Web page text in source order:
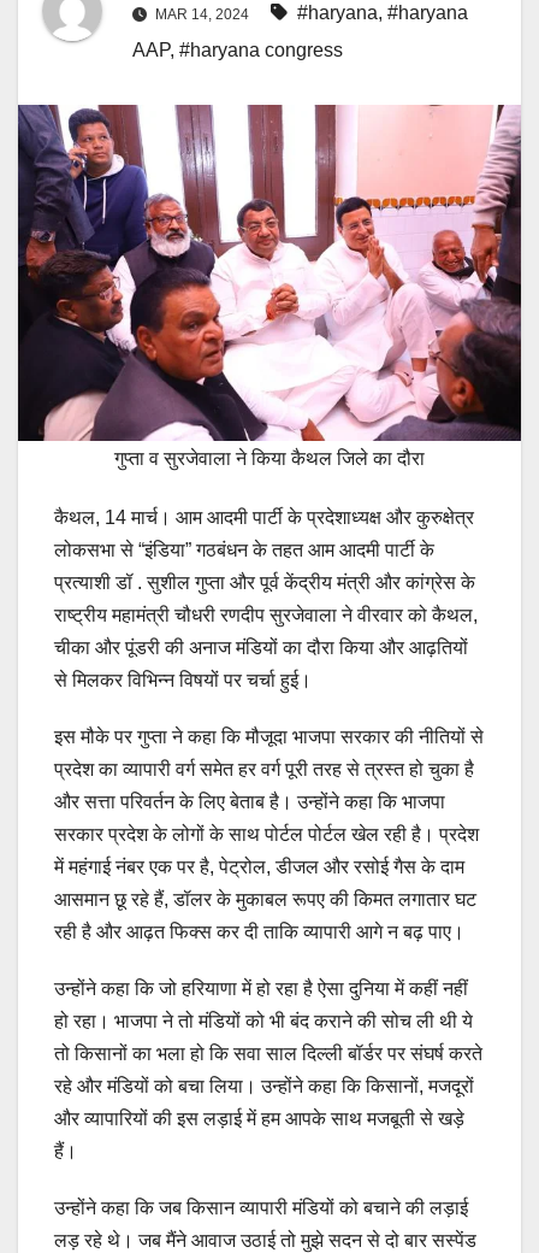
MAR 14, 2024 #haryana, #haryana
AAP, #haryana congress
गुप्ता व सुरजेवाला ने किया कैथल जिले का दौरा
कैथल, 14 मार्च। आम आदमी पार्टी के प्रदेशाध्यक्ष और कुरुक्षेत्र
लोकसभा से “इंडिया” गठबंधन के तहत आम आदमी पार्टी के
प्रत्याशी डॉ . सुशील गुप्ता और पूर्व केंद्रीय मंत्री और कांग्रेस के
राष्ट्रीय महामंत्री चौधरी रणदीप सुरजेवाला ने वीरवार को कैथल,
चीका और पूंडरी की अनाज मंडियों का दौरा किया और आढ़तियों
से मिलकर विभिन्न विषयों पर चर्चा हुई।
इस मौके पर गुप्ता ने कहा कि मौजूदा भाजपा सरकार की नीतियों से
प्रदेश का व्यापारी वर्ग समेत हर वर्ग पूरी तरह से त्रस्त हो चुका है
और सत्ता परिवर्तन के लिए बेताब है। उन्होंने कहा कि भाजपा
सरकार प्रदेश के लोगों के साथ पोर्टल पोर्टल खेल रही है। प्रदेश
में महंगाई नंबर एक पर है, पेट्रोल, डीजल और रसोई गैस के दाम
आसमान छू रहे हैं, डॉलर के मुकाबल रूपए की किमत लगातार घट
रही है और आढ़त फिक्स कर दी ताकि व्यापारी आगे न बढ़ पाए।
उन्होंने कहा कि जो हरियाणा में हो रहा है ऐसा दुनिया में कहीं नहीं
हो रहा। भाजपा ने तो मंडियों को भी बंद कराने की सोच ली थी ये
तो किसानों का भला हो कि सवा साल दिल्ली बॉर्डर पर संघर्ष करते
रहे और मंडियों को बचा लिया। उन्होंने कहा कि किसानों, मजदूरों
और व्यापारियों की इस लड़ाई में हम आपके साथ मजबूती से खड़े
हैं।
उन्होंने कहा कि जब किसान व्यापारी मंडियों को बचाने की लड़ाई
लड़ रहे थे। जब मैंने आवाज उठाई तो मुझे सदन से दो बार सस्पेंड